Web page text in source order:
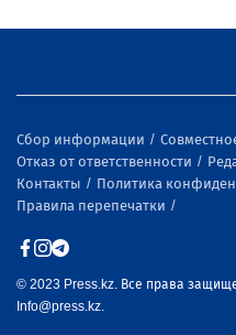
Сбор информации
Отказ от ответственности
Контакты
Политика
Правила перепечатки
© 2023 Press.kz. Все права
Info@press.kz.